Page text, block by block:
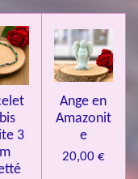
i
l
e
s
'
é
v
a
l
3
Ange en
Amazonit
e
20,00 €